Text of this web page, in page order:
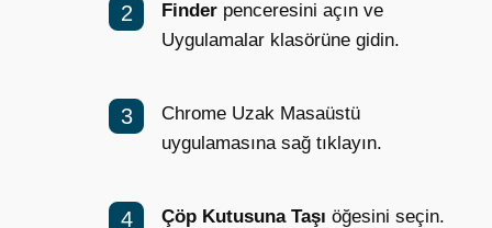
Finder penceresini açın ve
Uygulamalar klasörüne gidin.
Chrome Uzak Masaüstü
uygulamasına sağ tıklayın.
Çöp Kutusuna Taşı öğesini seçin.